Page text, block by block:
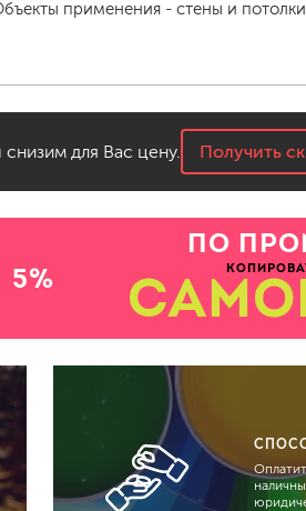
применения - стены и
для Вас цену. Получить
5%
ПО